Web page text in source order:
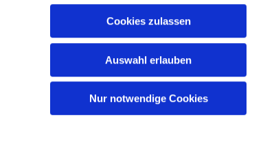
Cookies zulassen
Auswahl erlauben
Nur notwendige Cookies
pfarramt@sankt-otto.de